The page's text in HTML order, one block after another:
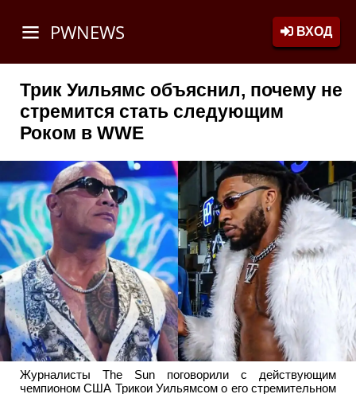
PWNEWS ВХОД
Трик Уильямс объяснил, почему не
стремится стать следующим
Роком в WWE
Журналисты The Sun поговорили с действующим
чемпионом США Трикои Уильямсом о его стремительном